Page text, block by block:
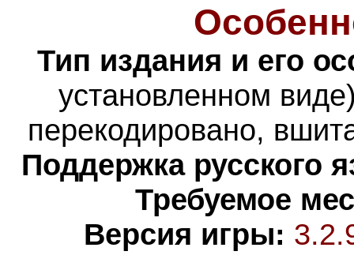
Тип издания и его
установленном
перекодировано,
Поддержка русского
Требуемое
Версия игры: